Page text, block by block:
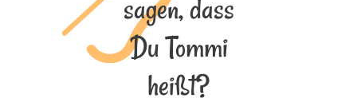
sagen, dass
Du Tommi
heißt?